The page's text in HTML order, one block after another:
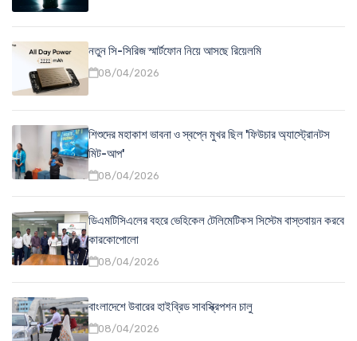
নতুন সি-সিরিজ স্মার্টফোন নিয়ে আসছে রিয়েলমি
08/04/2026
শিশুদের মহাকাশ ভাবনা ও স্বপ্নে মুখর ছিল 'ফিউচার অ্যাস্ট্রোনটস
মিট-আপ'
08/04/2026
ডিএমটিসিএলের বহরে ভেহিকেল টেলিমেটিকস সিস্টেম বাস্তবায়ন করবে
কারকোপোলো
08/04/2026
বাংলাদেশে উবারের হাইব্রিড সাবস্ক্রিপশন চালু
08/04/2026